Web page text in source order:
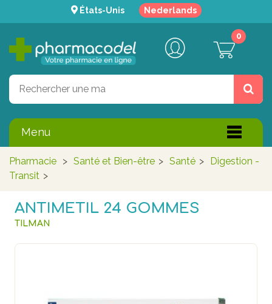
États-Unis Nederlands
0
Menu
Pharmacie > Santé et Bien-être > Santé > Digestion -
Transit >
ANTIMETIL 24 GOMMES
TILMAN